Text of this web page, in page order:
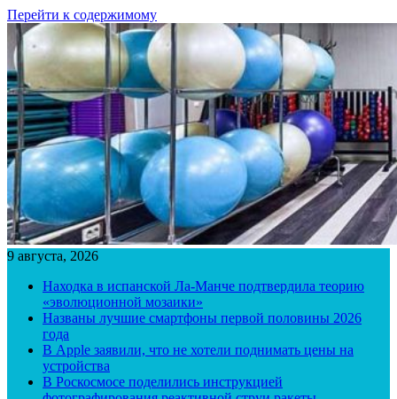
Перейти к содержимому
9 августа, 2026
Находка в испанской Ла-Манче подтвердила теорию
«эволюционной мозаики»
Названы лучшие смартфоны первой половины 2026
года
В Apple заявили, что не хотели поднимать цены на
устройства
В Роскосмосе поделились инструкцией